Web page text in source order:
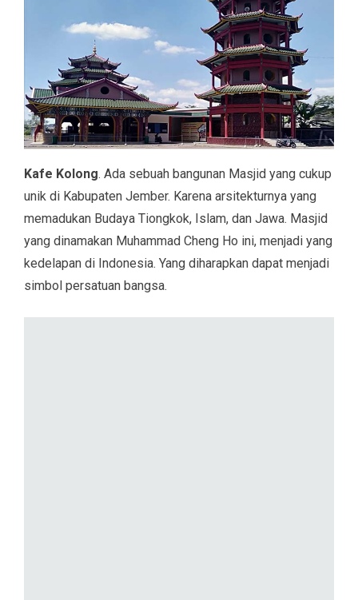
Kafe Kolong. Ada sebuah bangunan Masjid yang cukup
unik di Kabupaten Jember. Karena arsitekturnya yang
memadukan Budaya Tiongkok, Islam, dan Jawa. Masjid
yang dinamakan Muhammad Cheng Ho ini, menjadi yang
kedelapan di Indonesia. Yang diharapkan dapat menjadi
simbol persatuan bangsa.